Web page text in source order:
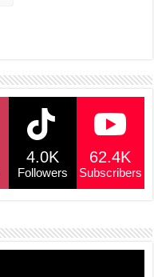
4.0K
Followers
62.4K
Subscribers